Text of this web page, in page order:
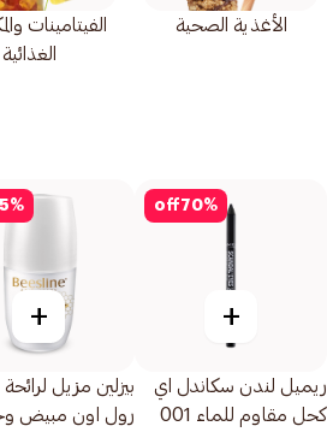
الأغذية الصحية
الفيتامينات
الغذائية
70%
off
+
ريميل لندن سكاندل اي
كحل مقاوم للماء 001
%
+
بيزلين مزيل
رول اون مبيض